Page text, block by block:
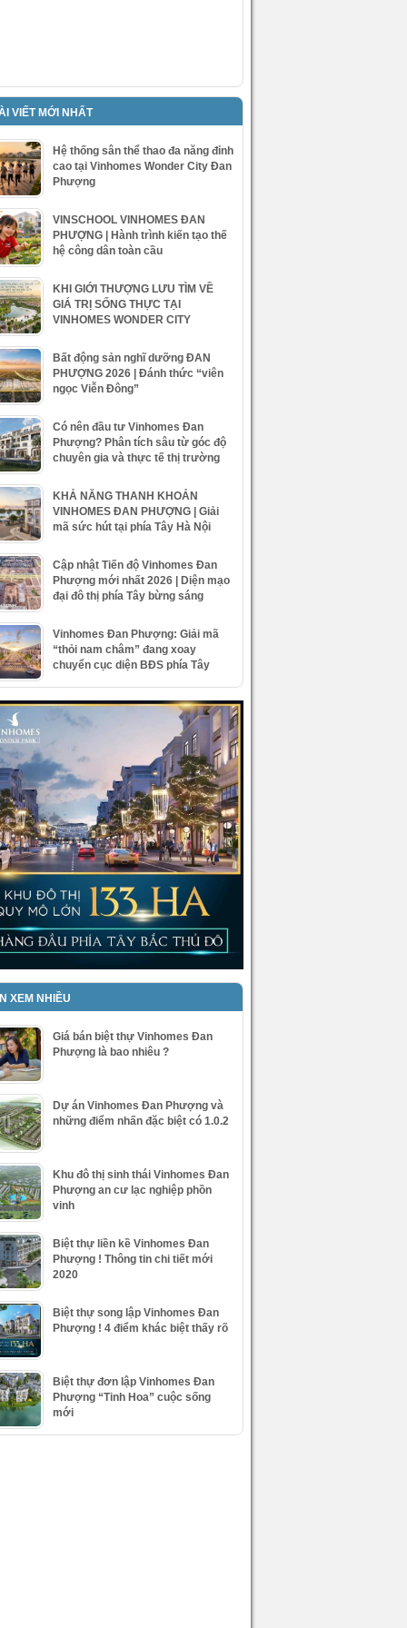
VIẾT MỚI NHẤT
Hệ thống sân thể thao đa năng đỉnh
cao tại Vinhomes Wonder City Đan
Phượng
VINSCHOOL VINHOMES ĐAN
PHƯỢNG | Hành trình kiến tạo thế
hệ công dân toàn cầu
KHI GIỚI THƯỢNG LƯU TÌM VỀ
GIÁ TRỊ SỐNG THỰC TẠI
VINHOMES WONDER CITY
Bất động sản nghĩ dưỡng ĐAN
PHƯỢNG 2026 | Đánh thức “viên
ngọc Viễn Đông”
Có nên đầu tư Vinhomes Đan
Phượng? Phân tích sâu từ góc độ
chuyên gia và thực tế thị trường
KHẢ NĂNG THANH KHOẢN
VINHOMES ĐAN PHƯỢNG | Giải
mã sức hút tại phía Tây Hà Nội
Cập nhật Tiến độ Vinhomes Đan
Phượng mới nhất 2026 | Diện mạo
đại đô thị phía Tây bừng sáng
Vinhomes Đan Phượng: Giải mã
“thỏi nam châm” đang xoay
chuyển cục diện BĐS phía Tây
XEM NHIỀU
Giá bán biệt thự Vinhomes Đan
Phượng là bao nhiêu ?
Dự án Vinhomes Đan Phượng và
những điểm nhấn đặc biệt có 1.0.2
Khu đô thị sinh thái Vinhomes Đan
Phượng an cư lạc nghiệp phồn
vinh
Biệt thự liền kề Vinhomes Đan
Phượng ! Thông tin chi tiết mới
2020
Biệt thự song lập Vinhomes Đan
Phượng ! 4 điểm khác biệt thấy rõ
Biệt thự đơn lập Vinhomes Đan
Phượng “Tinh Hoa” cuộc sống
mới